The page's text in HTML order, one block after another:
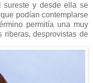
sureste y desde ella se
podían contemplarse
permitía una muy
riberas, desprovistas de